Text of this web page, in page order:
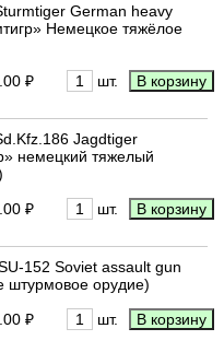
German heavy
Немецкое тяжёлое
₽
шт.
Jagdtiger
немецкий тяжелый
₽
шт.
152 Soviet assault gun
штурмовое орудие)
₽
шт.